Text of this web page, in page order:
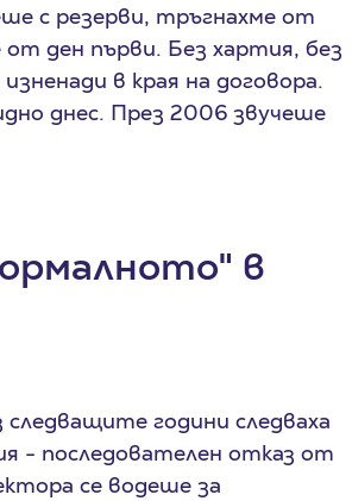
с резерви, тръгнахме от
ден първи. Без хартия, без
в края на договора.
днес. През 2006 звучеше
в
години следваха
- последователен отказ от
се водеше за